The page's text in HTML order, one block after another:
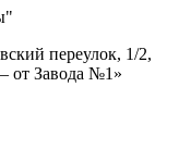
переулок, 1/2,
от Завода №1»